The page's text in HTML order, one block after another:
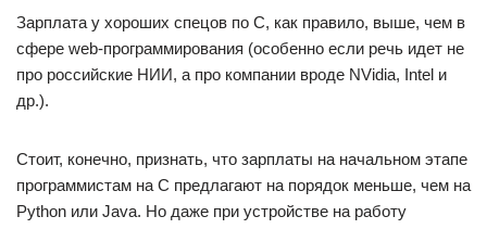
Зарплата у хороших спецов по C, как правило, выше, чем в
сфере web-программирования (особенно если речь идет не
про российские НИИ, а про компании вроде NVidia, Intel и
др.).
Стоит, конечно, признать, что зарплаты на начальном этапе
программистам на С предлагают на порядок меньше, чем на
Python или Java. Но даже при устройстве на работу